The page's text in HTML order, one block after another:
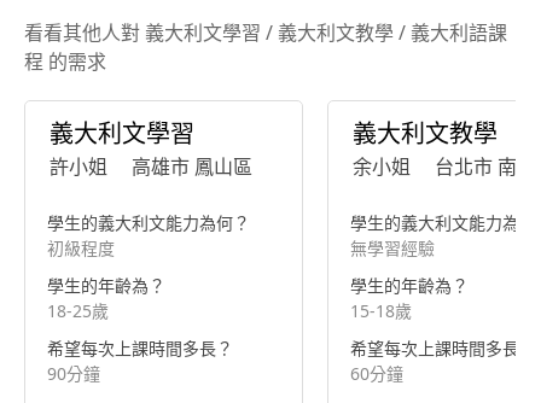
看看其他人對 義大利文學習 / 義大利文教學 / 義大利語課
程 的需求
義大利文學習
許小姐 高雄市 鳳山區
學生的義大利文能力為何？
初級程度
學生的年齡為？
18-25歲
希望每次上課時間多長？
90分鐘
義大利文教學
余小姐 台北市 南
學生的義大利文能力為何
無學習經驗
學生的年齡為？
15-18歲
希望每次上課時間多長？
60分鐘